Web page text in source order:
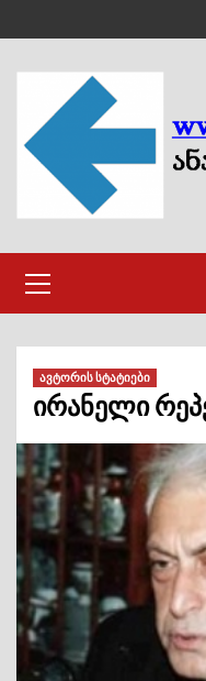
to
content
Menu
ავტორის სტატიები
ირანელი